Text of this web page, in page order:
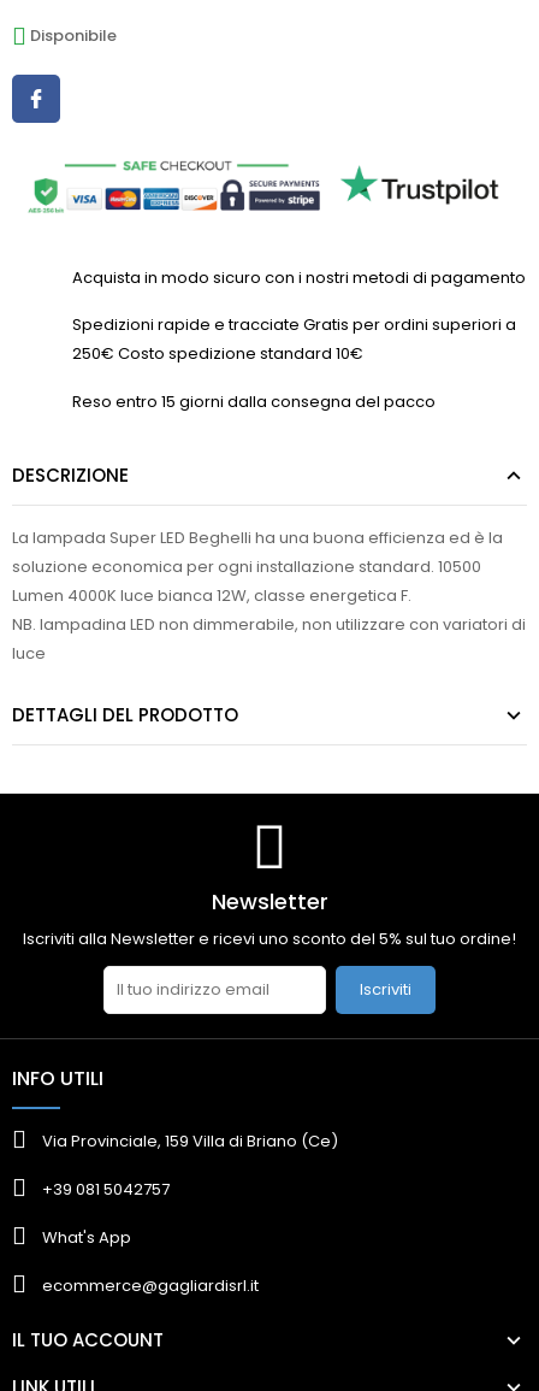
Disponibile
Acquista in modo sicuro con i nostri metodi di pagamento
Spedizioni rapide e tracciate Gratis per ordini superiori a
250€ Costo spedizione standard 10€
Reso entro 15 giorni dalla consegna del pacco
DESCRIZIONE
La lampada Super LED Beghelli ha una buona efficienza ed è la
soluzione economica per ogni installazione standard. 10500
Lumen 4000K luce bianca 12W, classe energetica F.
NB. lampadina LED non dimmerabile, non utilizzare con variatori di
luce
DETTAGLI DEL PRODOTTO
Newsletter
Iscriviti alla Newsletter e ricevi uno sconto del 5% sul tuo ordine!
Iscriviti
INFO UTILI
Via Provinciale, 159 Villa di Briano (Ce)
+39 081 5042757
What's App
ecommerce@gagliardisrl.it
IL TUO ACCOUNT